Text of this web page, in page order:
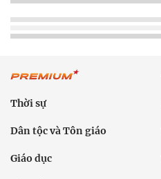
Thời sự
Dân tộc và Tôn giáo
Giáo dục